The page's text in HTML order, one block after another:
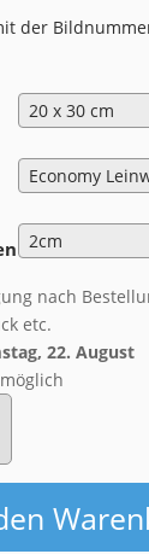
der
nach
etc.
22. August